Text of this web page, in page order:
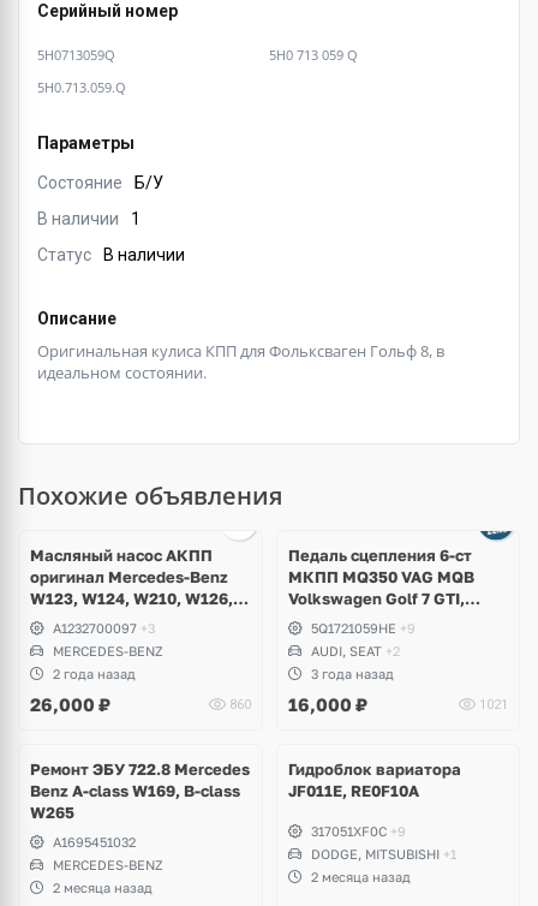
Серийный номер
5H0713059Q
5H0 713 059 Q
5H0.713.059.Q
Параметры
Состояние
Б/У
В наличии
1
Статус
В наличии
Описание
Оригинальная кулиса КПП для Фольксваген Гольф 8, в
идеальном состоянии.
Похожие объявления
Масляный насос АКПП
оригинал Mercedes-Benz
W123, W124, W210, W126,
W140, W129, W202
A1232700097 +3
MERCEDES-BENZ
2 года назад
26,000 ₽ 860
Педаль сцепления 6-ст
МКПП MQ350 VAG MQB
Volkswagen Golf 7 GTI,
Alltrack, Passat B8, Skoda
Octavia A7 RS, Scout,
Superb, Seat Ateca, Leon,
Audi A3, TT
5Q1721059HE +9
AUDI, SEAT +2
3 года назад
16,000 ₽ 1021
Ремонт ЭБУ 722.8 Mercedes
Benz A-class W169, B-class
W265
A1695451032
MERCEDES-BENZ
2 месяца назад
Гидроблок вариатора
JF011E, RE0F10A
317051XF0C +9
DODGE, MITSUBISHI +1
2 месяца назад